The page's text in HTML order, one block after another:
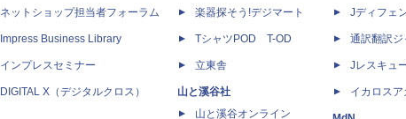
ネットショップ担当者フォーラム
Impress Business Library
インプレスセミナー
DIGITAL X（デジタルクロス）
楽器探そう!デジマート
TシャツPOD T-OD
立東舎
山と溪谷社
山と溪谷オンライン
Jディフェ
通訳翻訳ジ
Jレスキュ
イカロスア